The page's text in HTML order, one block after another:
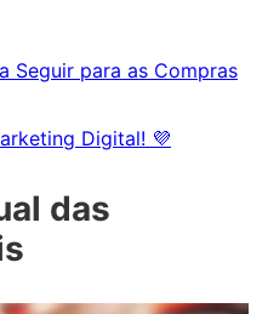
Seguir para as Compras
Digital! 💜
das